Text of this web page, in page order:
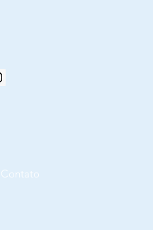
Contato